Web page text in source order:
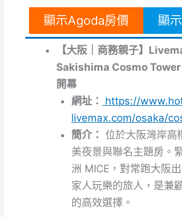
顯示Agoda房價 顯
【大阪｜商務親子】
Sakishima Cosmo
開幕
網址： https://
livemax.com/osaka/
簡介： 位於大阪灣岸高
美夜景與聯名主題房。
洲 MICE，對常跑大阪
家人玩樂的旅人，是兼
的高效選擇。